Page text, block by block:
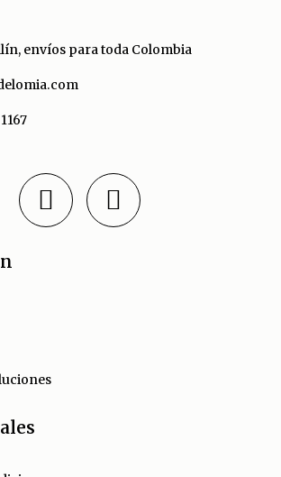
envíos para toda Colombia